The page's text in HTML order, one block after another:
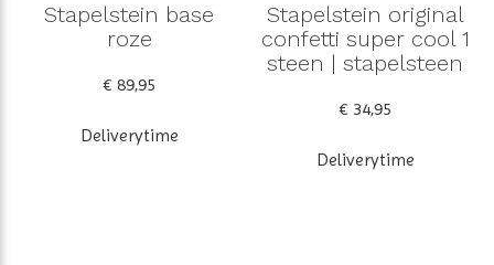
Stapelstein base
roze
€ 89,95
Deliverytime
Stapelstein original
confetti super cool 1
steen | stapelsteen
€ 34,95
Deliverytime